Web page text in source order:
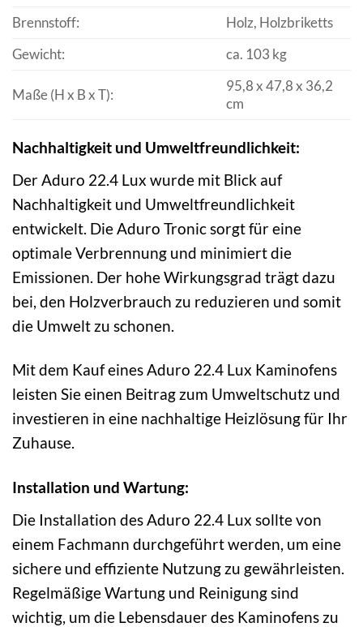
Brennstoff:
Holz, Holzbriketts
Gewicht:
ca. 103 kg
Maße (H x B x T):
95,8 x 47,8 x 36,2
cm
Nachhaltigkeit und Umweltfreundlichkeit:
Der Aduro 22.4 Lux wurde mit Blick auf
Nachhaltigkeit und Umweltfreundlichkeit
entwickelt. Die Aduro Tronic sorgt für eine
optimale Verbrennung und minimiert die
Emissionen. Der hohe Wirkungsgrad trägt dazu
bei, den Holzverbrauch zu reduzieren und somit
die Umwelt zu schonen.
Mit dem Kauf eines Aduro 22.4 Lux Kaminofens
leisten Sie einen Beitrag zum Umweltschutz und
investieren in eine nachhaltige Heizlösung für Ihr
Zuhause.
Installation und Wartung:
Die Installation des Aduro 22.4 Lux sollte von
einem Fachmann durchgeführt werden, um eine
sichere und effiziente Nutzung zu gewährleisten.
Regelmäßige Wartung und Reinigung sind
wichtig, um die Lebensdauer des Kaminofens zu